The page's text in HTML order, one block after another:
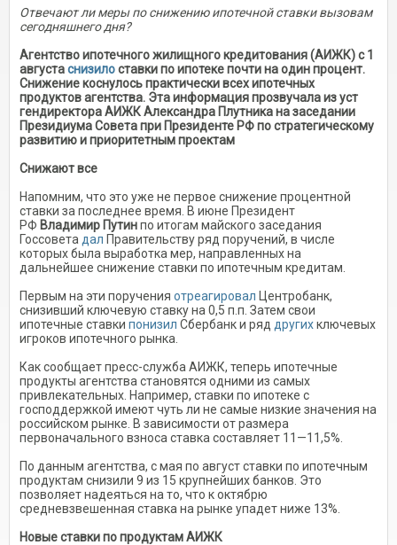
Отвечают ли меры по снижению ипотечной ставки вызовам
сегодняшнего дня?
Агентство ипотечного жилищного кредитования (АИЖК) с 1
августаснизилоставки по ипотеке почти на один процент.
Снижение коснулось практически всех ипотечных
продуктов агентства. Эта информация прозвучала из уст
гендиректора АИЖК Александра Плутника на заседании
Президиума Совета при Президенте РФ по стратегическому
развитию и приоритетным проектам
Снижают все
Напомним, что это уже не первое снижение процентной
ставки за последнее время. В июне Президент
РФ Владимир Путинпо итогам майского заседания
Госсовета дал Правительству ряд поручений, в числе
которых была выработка мер, направленных на
дальнейшее снижение ставки по ипотечным кредитам.
Первым на эти поручения отреагировал Центробанк,
снизивший ключевую ставку на 0,5 п.п. Затем свои
ипотечные ставки понизил Сбербанк и ряд другихключевых
игроков ипотечного рынка.
Как сообщает пресс-служба АИЖК, теперь ипотечные
продукты агентства становятся одними из самых
привлекательных. Например, ставки по ипотеке с
господдержкой имеют чуть ли не самые низкие значения на
российском рынке. В зависимости от размера
первоначального взноса ставка составляет 11—11,5%.
По данным агентства, с мая по август ставки по ипотечным
продуктам снизили 9 из 15 крупнейших банков. Это
позволяет надеяться на то, что к октябрю
средневзвешенная ставка на рынке упадет ниже 13%.
Новые ставки по продуктам АИЖК